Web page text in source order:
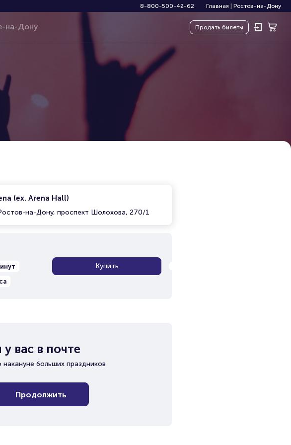
8-800-500-42-62 Главная Ростов-на-Дону
Продать билеты
(ex. Arena Hall)
на-Дону, проспект Шолохова, 270/1
Купить
вас в почте
больших праздников
Продолжить